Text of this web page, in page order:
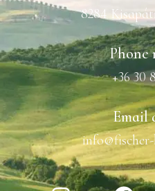
8284
Phone
+36 30
Email